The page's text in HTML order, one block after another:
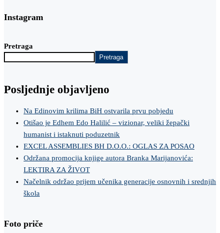
Instagram
Pretraga
Pretraga
Posljednje objavljeno
Na Edinovim krilima BiH ostvarila prvu pobjedu
Otišao je Edhem Edo Halilić – vizionar, veliki žepački
humanist i istaknuti poduzetnik
EXCEL ASSEMBLIES BH D.O.O.: OGLAS ZA POSAO
Održana promocija knjige autora Branka Marijanovića:
LEKTIRA ZA ŽIVOT
Načelnik održao prijem učenika generacije osnovnih i srednjih
škola
Foto priče